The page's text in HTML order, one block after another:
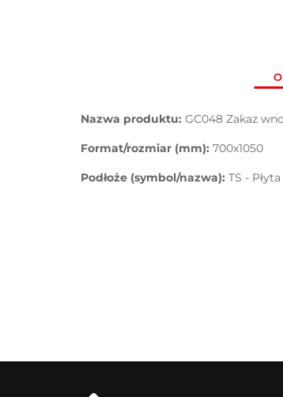
Nazwa produktu: GC048 Zakaz
Format/rozmiar (mm): 700x1050
Podłoże (symbol/nazwa): TS -